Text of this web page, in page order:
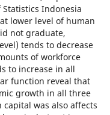
Indonesia
lower level of human
not graduate,
tends to decrease
of workforce
to increase in all
function reveal that
growth in all three
was also affects